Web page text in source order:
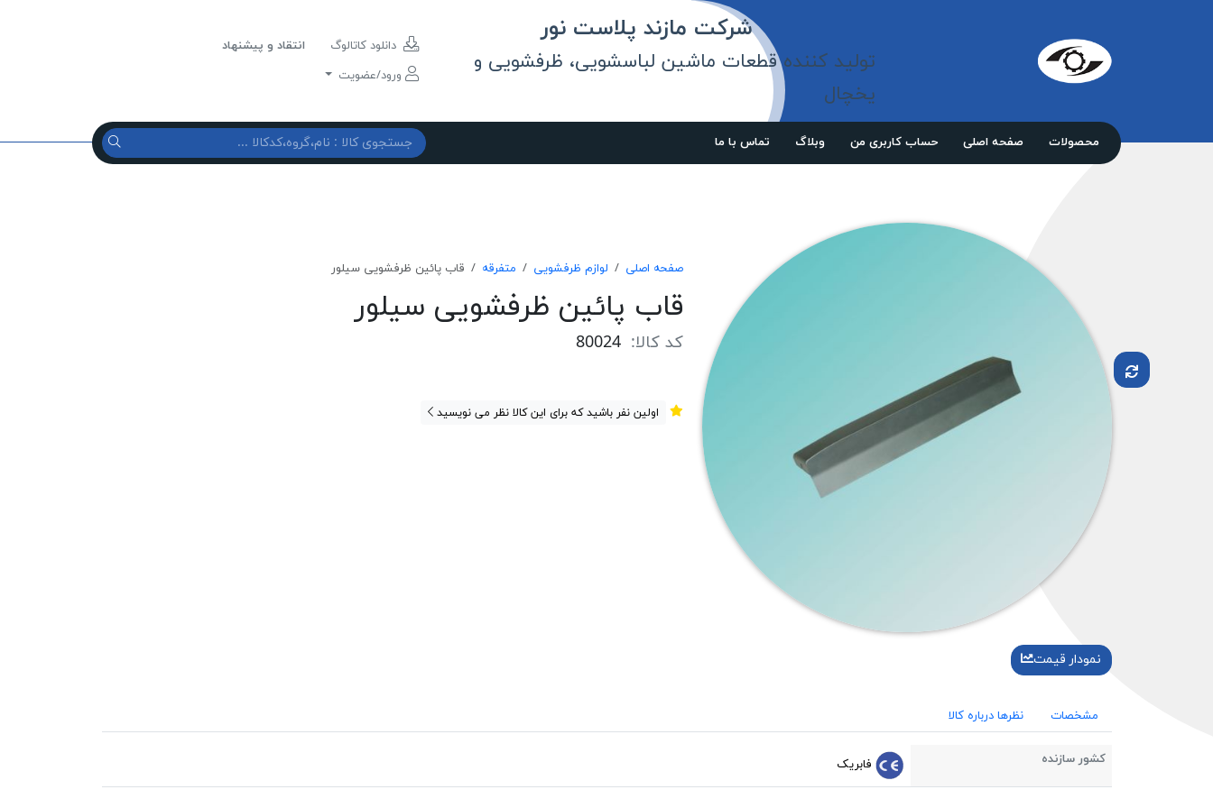
پلاست
شرکت مازند پلاست نور
تولید کننده قطعات ماشین لباسشویی، ظرفشویی و
یخچال
دانلود کاتالوگ
انتقاد و پیشنهاد
ورود/عضویت
محصولات صفحه اصلی حساب کاربری من وبلاگ تماس با ما
نمودار قیمت
صفحه اصلی لوازم ظرفشویی متفرقه قاب پائين ظرفشويی سيلور
قاب پائين ظرفشويی سيلور
کد کالا: 80024
اولین نفر باشید که برای این کالا نظر می نویسید
مشخصات نظرها درباره کالا
کشور سازنده فابریک